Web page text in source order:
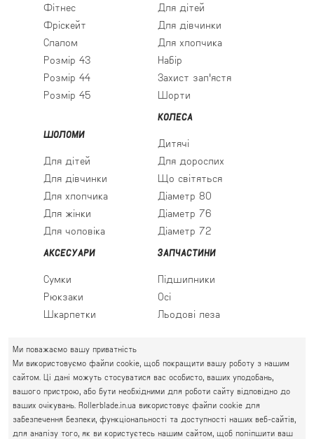
Фітнес
Фріскейт
Слалом
Розмір 43
Розмір 44
Розмір 45
Для дітей
Для дівчинки
Для хлопчика
Набір
Захист зап'ястя
Шорти
ШОЛОМИ
Для дітей
Для дівчинки
Для хлопчика
Для жінки
Для чоловіка
КОЛЕСА
Дитячі
Для дорослих
Що світяться
Діаметр 80
Діаметр 76
Діаметр 72
АКСЕСУАРИ
Сумки
Рюкзаки
Шкарпетки
ЗАПЧАСТИНИ
Підшипники
Осі
Льодові леза
ПРАВИЙ БЕРЕГ
Святошин, Житомирська, Академмістечко
М. КИЇВ, ВУЛ. АКАДЕМІКА КРИМСЬКОГО, 4А
ГРАФІК РОБОТИ:
063 777-59-79
067 111-01-47
Ми поважаємо вашу приватність
Ми використовуємо файли cookie, щоб покращити вашу роботу з нашим
сайтом. Ці дані можуть стосуватися вас особисто, ваших уподобань,
вашого пристрою, або бути необхідними для роботи сайту відповідно до
ваших очікувань. Rollerblade.in.ua використовує файли cookie для
забезпечення безпеки, функціональності та доступності наших веб-сайтів,
для аналізу того, як ви користуєтесь нашим сайтом, щоб поліпшити ваш